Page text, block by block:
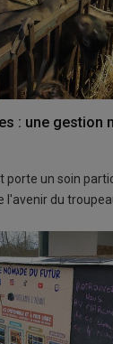
: une gestion
porte un soin
l'avenir du